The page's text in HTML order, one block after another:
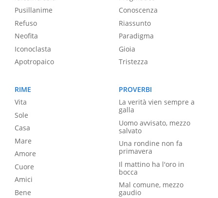
Pusillanime
Refuso
Neofita
Iconoclasta
Apotropaico
Conoscenza
Riassunto
Paradigma
Gioia
Tristezza
RIME
Vita
Sole
Casa
Mare
Amore
Cuore
Amici
Bene
PROVERBI
La verità vien sempre a
galla
Uomo avvisato, mezzo
salvato
Una rondine non fa
primavera
Il mattino ha l'oro in
bocca
Mal comune, mezzo
gaudio